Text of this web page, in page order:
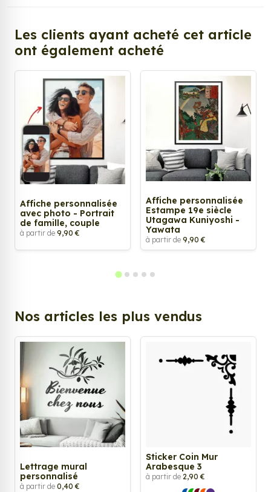
Les clients ayant acheté cet article
ont également acheté
Affiche personnalisée
avec photo - Portrait
de famille, couple
à partir de 9,90 €
Affiche personnalisée
Estampe 19e siècle
Utagawa Kuniyoshi -
Yawata
à partir de 9,90 €
Nos articles les plus vendus
Lettrage mural
personnalisé
à partir de 0,40 €
Sticker Coin Mur
Arabesque 3
à partir de 2,90 €